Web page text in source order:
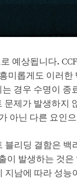
예상됩니다.
미롭게도 이러
경우 수명이 종
제가 발생하지
아닌 다른 요인
리딩 결함은
발생하는 것
남에 따라 성